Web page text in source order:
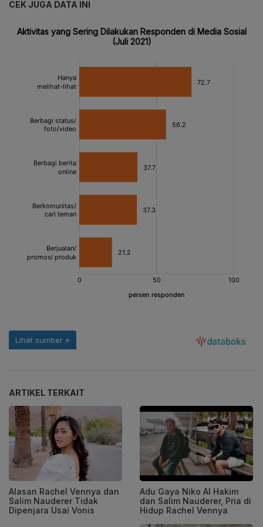
CEK JUGA DATA INI
ARTIKEL TERKAIT
Alasan Rachel Vennya dan
Salim Nauderer Tidak
Dipenjara Usai Vonis
Adu Gaya Niko Al Hakim
dan Salim Nauderer, Pria di
Hidup Rachel Vennya